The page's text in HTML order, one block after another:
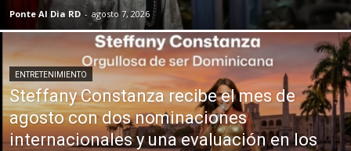
Ponte Al Dia RD - agosto 7, 2026
ENTRETENIMIENTO
Steffany Constanza recibe el mes de
agosto con dos nominaciones
internacionales y una evaluación en los